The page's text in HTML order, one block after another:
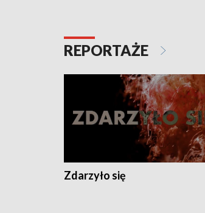
REPORTAŻE
Zdarzyło się